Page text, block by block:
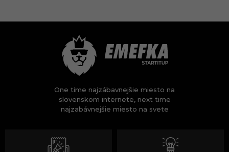
One time najzábavnejšie miesto na
slovenskom internete, next time
najzabávnejšie miesto na svete